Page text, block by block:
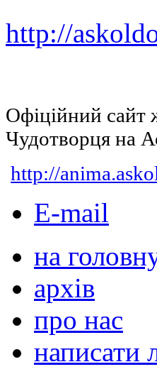
http://
Офіційний
Чудотворця на
http://
E-mail
на
архів
про нас
написати